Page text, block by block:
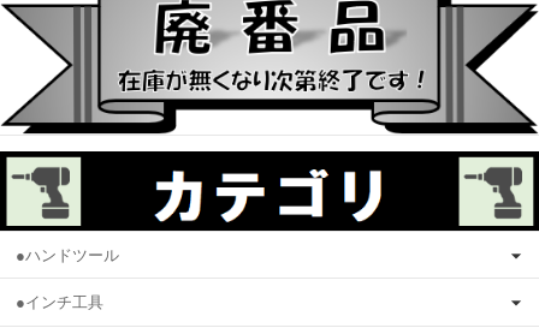
●ハンドツール
●インチ工具